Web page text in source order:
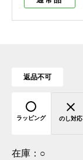
返品不可
ラッピング のし対応
在庫： ○